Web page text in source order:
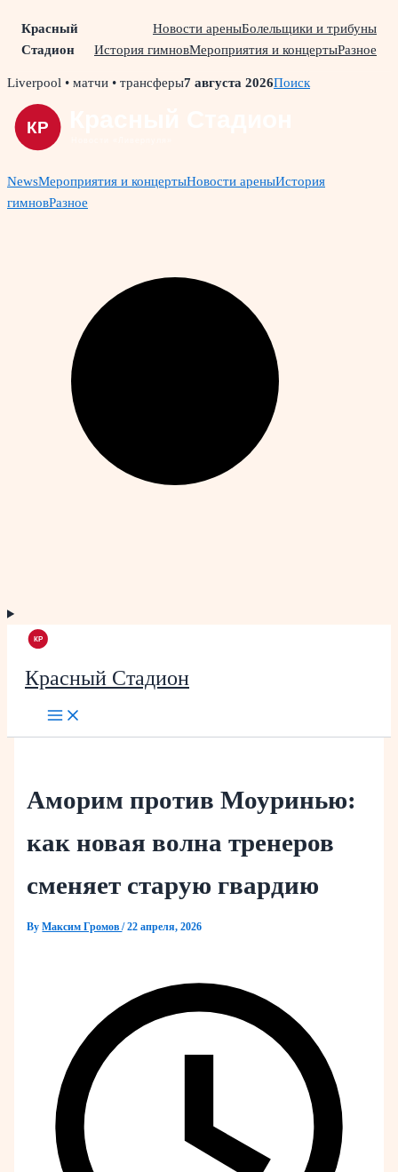
Красный
Стадион
Новости ареныБолельщики и трибуны
История гимновМероприятия и концертыРазное
Skip
content
Liverpool • матчи • трансферы7 августа 2026Поиск
NewsМероприятия и концертыНовости ареныИстория
гимновРазное
Красный Стадион
Аморим против Моуринью:
как новая волна тренеров
сменяет старую гвардию
ByМаксим Громов/22 апреля, 2026